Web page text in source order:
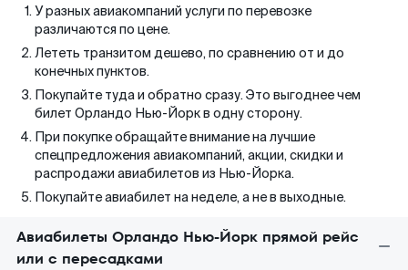
У разных авиакомпаний услуги по перевозке
различаются по цене.
Лететь транзитом дешево, по сравнению от и до
конечных пунктов.
Покупайте туда и обратно сразу. Это выгоднее чем
билет Орландо Нью-Йорк в одну сторону.
При покупке обращайте внимание на лучшие
спецпредложения авиакомпаний, акции, скидки и
распродажи авиабилетов из Нью-Йорка.
Покупайте авиабилет на неделе, а не в выходные.
Авиабилеты Орландо Нью-Йорк прямой рейс
или с пересадками